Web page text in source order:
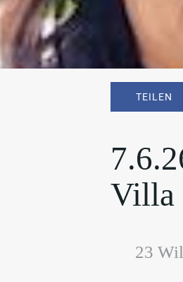
TEILEN
Villa
23